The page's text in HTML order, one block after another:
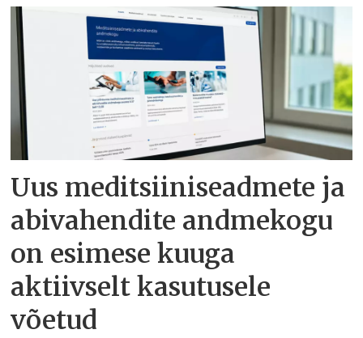
Uus meditsiiniseadmete ja
abivahendite andmekogu
on esimese kuuga
aktiivselt kasutusele
võetud